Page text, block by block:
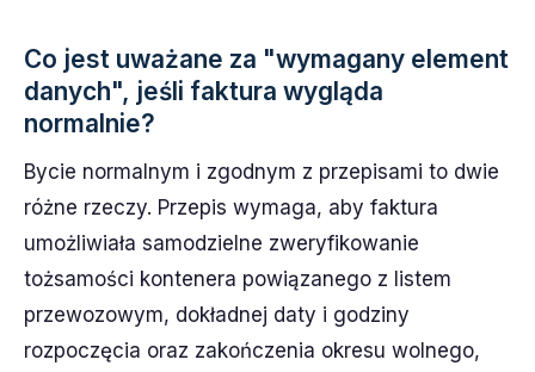
Co jest uważane za "wymagany element
danych", jeśli faktura wygląda
normalnie?
Bycie normalnym i zgodnym z przepisami to dwie
różne rzeczy. Przepis wymaga, aby faktura
umożliwiała samodzielne zweryfikowanie
tożsamości kontenera powiązanego z listem
przewozowym, dokładnej daty i godziny
rozpoczęcia oraz zakończenia okresu wolnego,